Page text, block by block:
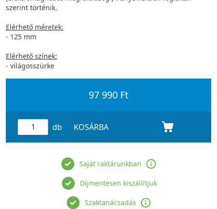
szerint történik.
Elérhető méretek:
- 125 mm
Elérhető színek:
- világosszürke
97 990 Ft
db KOSÁRBA
Saját raktárunkban
Díjmentesen kiszállítjuk
Szaktanácsadás